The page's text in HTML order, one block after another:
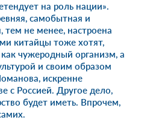
на роль нации».
самобытная и
тем не менее, настроена
китайцы тоже хотят,
чужеродный организм, а
и своим образом
искренне
с Россией. Другое дело,
будет иметь. Впрочем,